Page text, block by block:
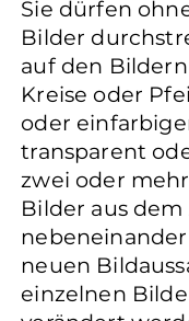
Sie dürfen
Bilder
auf den
Kreise oder
oder
transparent
zwei oder
Bilder aus
neuen
einzelnen